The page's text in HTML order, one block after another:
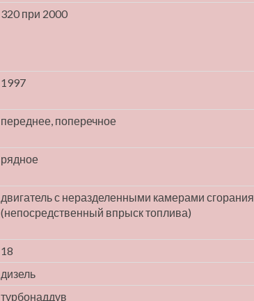
320 при 2000
1997
переднее, поперечное
рядное
двигатель с неразделенными камерами сгорания
(непосредственный впрыск топлива)
18
дизель
турбонаддув